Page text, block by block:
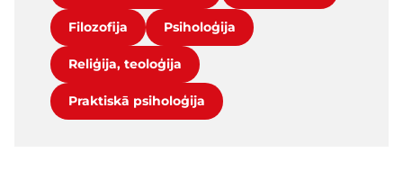
Filozofija Psiholoģija
Reliģija, teoloģija
Praktiskā psiholoģija